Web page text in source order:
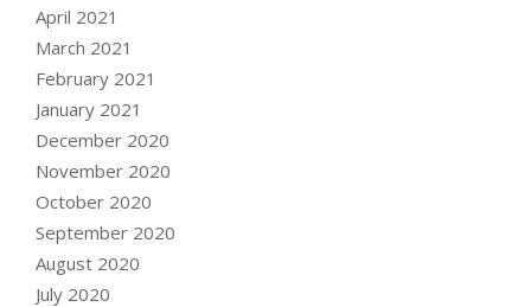
April 2021
March 2021
February 2021
January 2021
December 2020
November 2020
October 2020
September 2020
August 2020
July 2020